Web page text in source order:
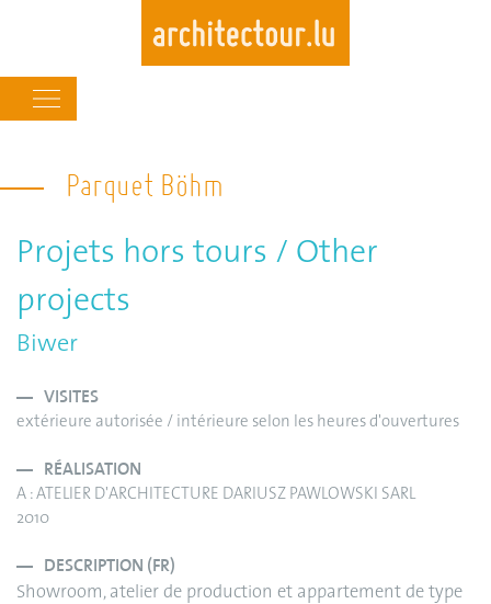
navigation
Parquet Böhm
Projets hors tours / Other
projects
Biwer
VISITES
extérieure autorisée / intérieure selon les heures d'ouvertures
RÉALISATION
A : ATELIER D'ARCHITECTURE DARIUSZ PAWLOWSKI SARL
2010
DESCRIPTION (FR)
Showroom, atelier de production et appartement de type